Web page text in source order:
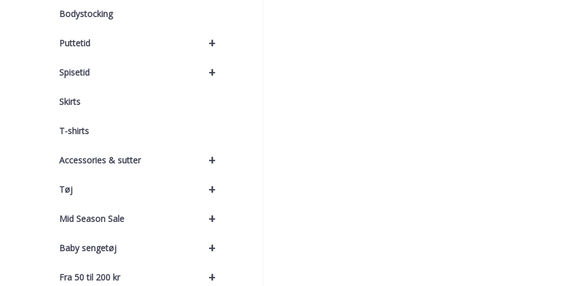
Bodystocking
+
Puttetid
+
Spisetid
Skirts
T-shirts
+
Accessories & sutter
+
Tøj
+
Mid Season Sale
+
Baby sengetøj
+
Fra 50 til 200 kr